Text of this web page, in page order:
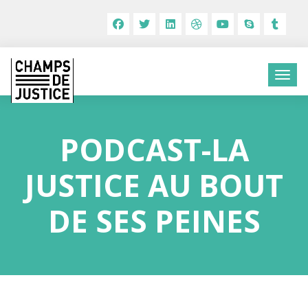
PODCAST-LA
JUSTICE AU BOUT
DE SES PEINES